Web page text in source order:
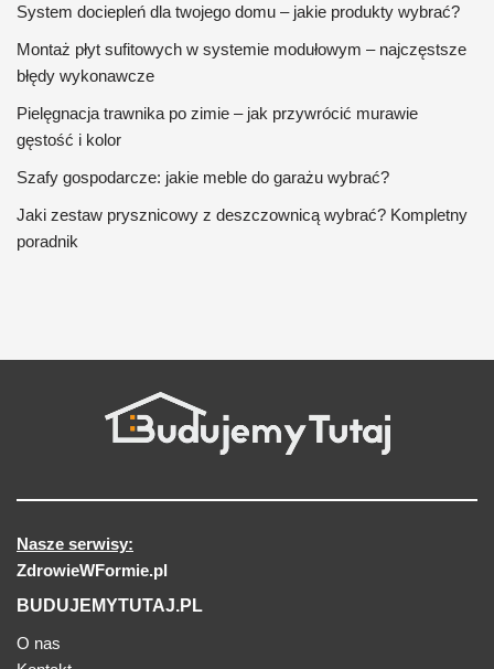
System dociepleń dla twojego domu – jakie produkty wybrać?
Montaż płyt sufitowych w systemie modułowym – najczęstsze
błędy wykonawcze
Pielęgnacja trawnika po zimie – jak przywrócić murawie
gęstość i kolor
Szafy gospodarcze: jakie meble do garażu wybrać?
Jaki zestaw prysznicowy z deszczownicą wybrać? Kompletny
poradnik
Nasze serwisy:
ZdrowieWFormie.pl
BUDUJEMYTUTAJ.PL
O nas